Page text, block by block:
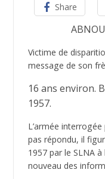
Share
Victime de
message de son
16 ans environ.
1957.
L’armée
pas répondu, il
1957 par le SLNA
nouveau des